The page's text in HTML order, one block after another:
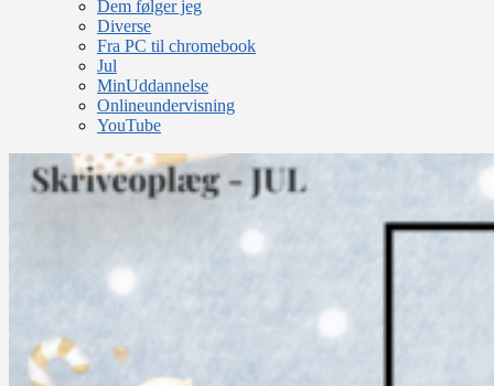
Dem følger jeg
Diverse
Fra PC til chromebook
Jul
MinUddannelse
Onlineundervisning
YouTube